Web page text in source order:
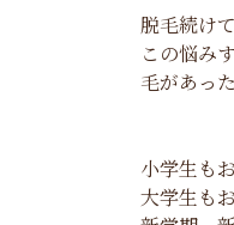
脱毛続け
この悩み
毛があっ
小学生も
大学生も